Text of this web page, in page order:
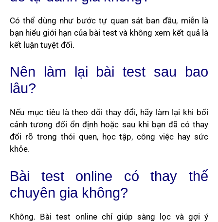
Có thể dùng như bước tự quan sát ban đầu, miễn là
bạn hiểu giới hạn của bài test và không xem kết quả là
kết luận tuyệt đối.
Nên làm lại bài test sau bao
lâu?
Nếu mục tiêu là theo dõi thay đổi, hãy làm lại khi bối
cảnh tương đối ổn định hoặc sau khi bạn đã có thay
đổi rõ trong thói quen, học tập, công việc hay sức
khỏe.
Bài test online có thay thế
chuyên gia không?
Không. Bài test online chỉ giúp sàng lọc và gợi ý